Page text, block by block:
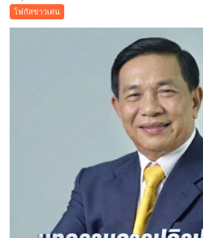
โฟกัสข่าวเด่น